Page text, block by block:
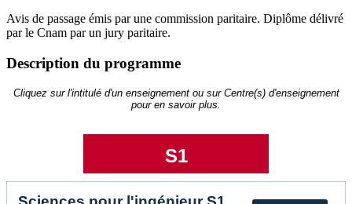
Avis de passage émis par une commission paritaire. Diplôme délivré
par le Cnam par un jury paritaire.
Description du programme
Cliquez sur l'intitulé d'un enseignement ou sur Centre(s) d'enseignement
pour en savoir plus.
S1